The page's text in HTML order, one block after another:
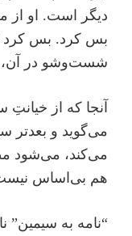
دیگر است. او از
بس کرد. بس کرد
شست‌و‌شو در آن، به
آنجا که از
می‌گوید و بعدتر
می‌کند، می‌شود
هم بی‌اساس
“نامه به سیمین”